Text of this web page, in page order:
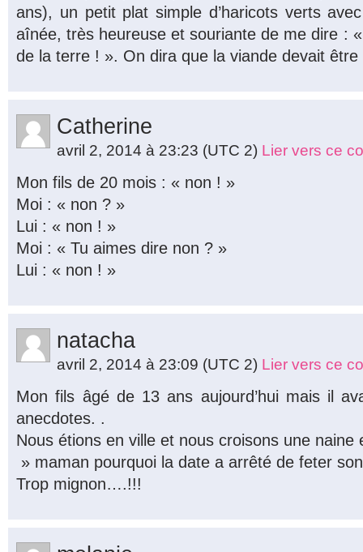
ans), un petit plat simple d’haricots verts
aînée, très heureuse et souriante de me dire :
de la terre ! ». On dira que la viande devait
Catherine
avril 2, 2014 à 23:23 (UTC 2) Lier vers ce
Mon fils de 20 mois : « non ! »
Moi : « non ? »
Lui : « non ! »
Moi : « Tu aimes dire non ? »
Lui : « non ! »
natacha
avril 2, 2014 à 23:09 (UTC 2) Lier vers ce
Mon fils âgé de 13 ans aujourd’hui mais il
anecdotes. .
Nous étions en ville et nous croisons une naine
» maman pourquoi la date a arrêté de feter
Trop mignon….!!!